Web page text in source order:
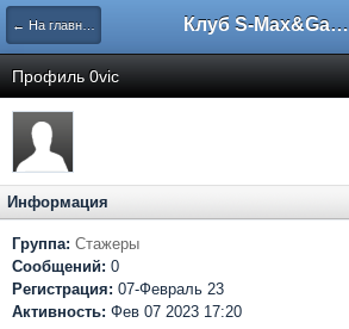
← На главную Клуб S-Max&Galaxy
Профиль 0vic
Информация
Группа: Стажеры
Сообщений: 0
Регистрация: 07-Февраль 23
Активность: Фев 07 2023 17:20